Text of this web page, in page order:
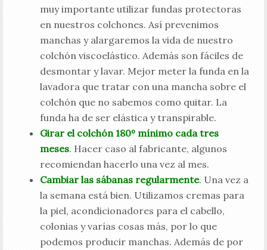
muy importante utilizar fundas protectoras
en nuestros colchones. Así prevenimos
manchas y alargaremos la vida de nuestro
colchón viscoelástico. Además son fáciles de
desmontar y lavar. Mejor meter la funda en la
lavadora que tratar con una mancha sobre el
colchón que no sabemos como quitar. La
funda ha de ser elástica y transpirable.
Girar el colchón 180º mínimo cada tres
meses. Hacer caso al fabricante, algunos
recomiendan hacerlo una vez al mes.
Cambiar las sábanas regularmente. Una vez a
la semana está bien. Utilizamos cremas para
la piel, acondicionadores para el cabello,
colonias y varías cosas más, por lo que
podemos producir manchas. Además de por